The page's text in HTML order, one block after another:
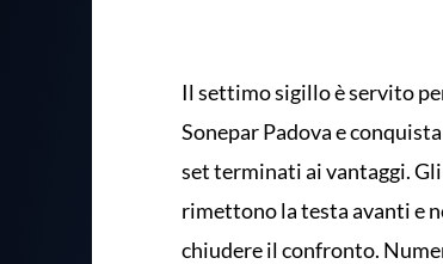
Il settimo sigillo è servito
Sonepar Padova e
set terminati ai vantaggi.
rimettono la testa avanti e
chiudere il confronto.